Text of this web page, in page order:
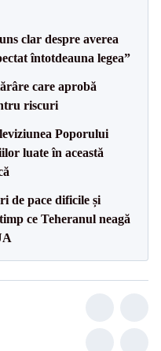
clar despre averea
întotdeauna legea”
care aprobă
riscuri
Poporului
luate în această
de pace dificile și
ce Teheranul neagă